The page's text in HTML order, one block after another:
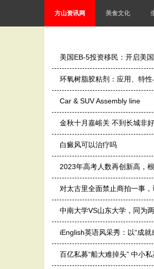
方山资讯网 美食文化
美国EB-5投资移民：开启美
环氧树脂胶粘剂：应用、特
Car & SUV Assembly line
金秋十月嘉峪关 不到长城非
白癜风可以治疗吗
2023年高考人数再创新高，
对太古里全面禁止商拍一事
中南大学VS山东大学，同为
iEnglish英语风采秀：以“成就
百亿私募“船大难掉头” 中小